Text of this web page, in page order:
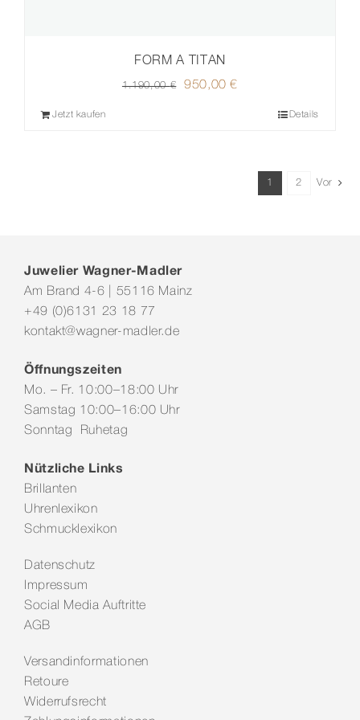
FORM A TITAN
1.190,00€
Ursprünglicher
950,00€
Jetzt kaufen Details
1 2 Vor
Juwelier Wagner-Madler
Am Brand 4-6 | 55116 Mainz
+49 (0)6131 23 18 77
kontakt@wagner-madler.de
Öffnungszeiten
Mo. – Fr. 10:00–18:00 Uhr
Samstag 10:00–16:00 Uhr
Sonntag Ruhetag
Nützliche Links
Brillanten
Uhrenlexikon
Schmucklexikon
Datenschutz
Impressum
Social Media Auftritte
AGB
Versandinformationen
Retoure
Widerrufsrecht